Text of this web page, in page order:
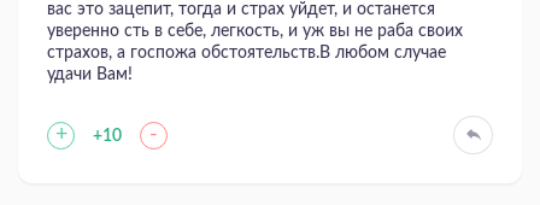
вас это зацепит, тогда и страх уйдет, и останется
уверенно сть в себе, легкость, и уж вы не раба своих
страхов, а госпожа обстоятельств.В любом случае
удачи Вам!
+ +10 -